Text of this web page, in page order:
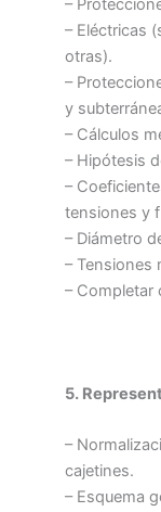
–
– Eléctricas
otras).
–
y
– Cálculos
– Hipótesis
–
tensiones y
– Diámetro
– Tensiones
– Completar
5.
–
cajetines.
– Esquema